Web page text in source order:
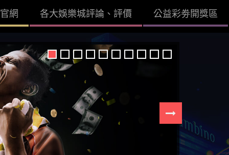
網 各大娛樂城評論、評價 公益彩劵開獎區